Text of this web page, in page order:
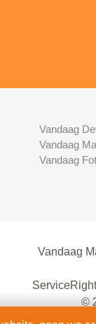
Vandaag
Vandaag
Vandaag
Vandaag
©
alle